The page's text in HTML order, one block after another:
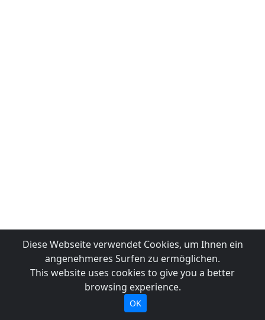
Diese Webseite verwendet Cookies, um Ihnen ein
angenehmeres Surfen zu ermöglichen.
This website uses cookies to give you a better
browsing experience.
OK